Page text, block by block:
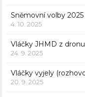
Sněmovní volby
4. 10. 2025
Vláčky JHMD z dronu
24. 9. 2025
Vláčky vyjely
20. 9. 2025